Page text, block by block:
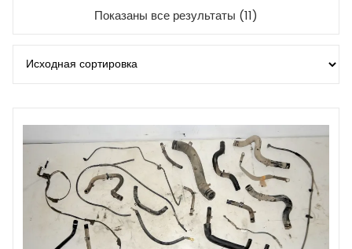
Показаны все результаты (11)